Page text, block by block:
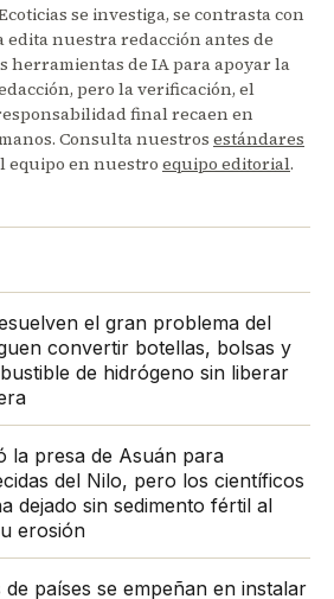
se investiga, se contrasta con
nuestra redacción antes de
herramientas de IA para apoyar la
pero la verificación, el
final recaen en
Consulta nuestros estándares
equipo en nuestro equipo editorial.
el gran problema del
convertir botellas, bolsas y
de hidrógeno sin liberar
la presa de Asuán para
del Nilo, pero los científicos
dejado sin sedimento fértil al
erosión
países se empeñan en instalar